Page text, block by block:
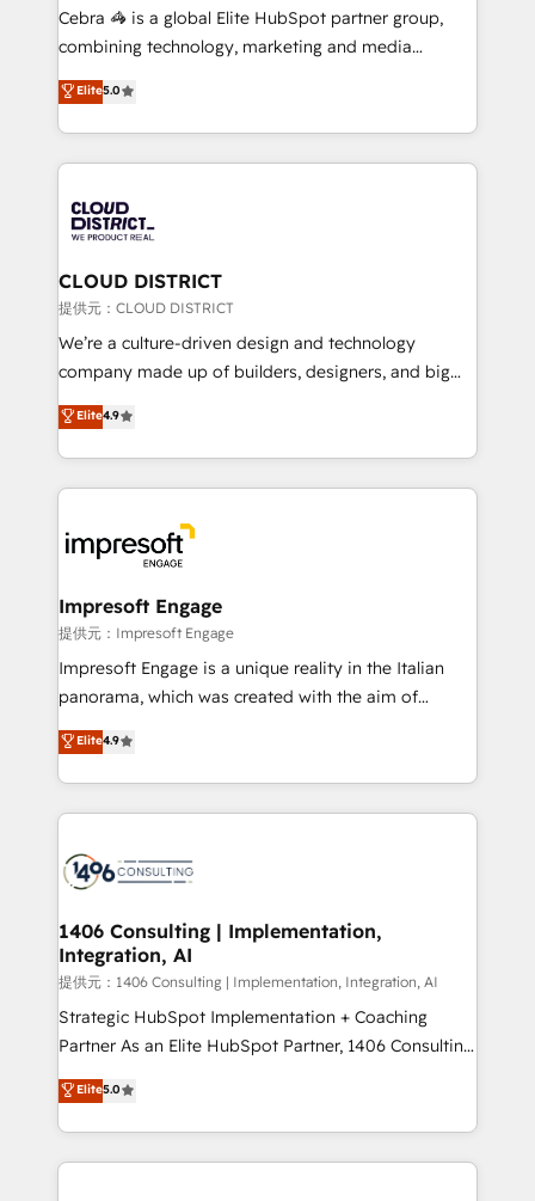
boost with a new HubSpot site Recognized leaders:
🏆 HubSpot Platform Migration Impact Award 🏆
Inbound Campaign of the Year 🏆 Gold AVA Digital
Award for Best Website 🌟 Accreditations: CRM
Cebra 🦓 is a global Elite HubSpot partner group,
combining technology, marketing and media
expertise across Latin America and Southern
Europe, with teams across 7 countries. Born in Chile,
we combine local insight with international reach to
help businesses grow through technology, creativity,
500+ HubSpot implementations, building end-to-
end solutions that integrate CRM, AI automation,
inbound and loop marketing, content, and digital
creativity. Our multicultural team works in Spanish,
Portuguese, and English to design scalable strategies
that drive measurable growth. 🌎 Highlights: • 10+
Platform Migration Excellence. • Top 3 Partner of the
Year LATAM 2022, 2023, 2024, 2025. • Partner of the
business with HubSpot? Let Cebra’s experts help
you grow faster, smarter, and with impact.
Elite5.0
CLOUD DISTRICT
提供元：CLOUD DISTRICT
We’re a culture-driven design and technology
company made up of builders, designers, and big
thinkers. We blend strategy, design, and
development—always fueled by curiosity—to turn
ideas, opportunities, and challenges into meaningful
experiences. To us, technology is more than just
and—most importantly—simple. That’s why we lean
into bold ideas and shape them into thoughtful
products and strategies that actually make a
difference.
Elite4.9
Impresoft Engage
提供元：Impresoft Engage
Impresoft Engage is a unique reality in the Italian
panorama, which was created with the aim of
putting Customer Experience at the center by
creating digital environments capable of integrating
people, processes and data. We offer the best
digital solutions on the market, ranging from CRM
marketing automation to online and offline sales
allowing companies to optimize processes and meet
the needs of the customer. We are part of Impresoft
Group, a group of specialized and complementary
companies that divide their offer into 4
Competence Centers: Smart Manufacturing,
The synergies generated by these integrations,
together with the combination of talents, skills,
Elite4.9
1406 Consulting | Implementation,
Integration, AI
提供元：1406 Consulting | Implementation, Integration, AI
Strategic HubSpot Implementation + Coaching
Partner As an Elite HubSpot Partner, 1406 Consulting
helps mid-market revenue teams transform how
they sell, market, and serve. We don't just build your
HubSpot—we teach your team to own it, then stay
to help you keep winning. What We Do ⚙️ CRM
Elite5.0